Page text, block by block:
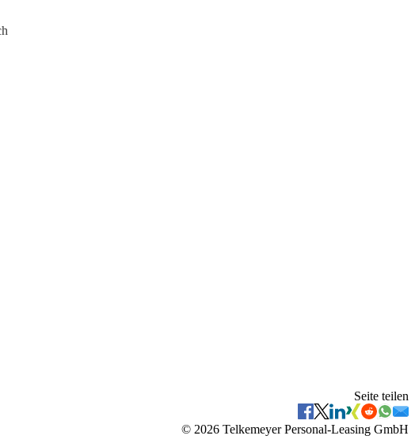
Seite teilen
© 2026 Telkemeyer Personal-Leasing GmbH